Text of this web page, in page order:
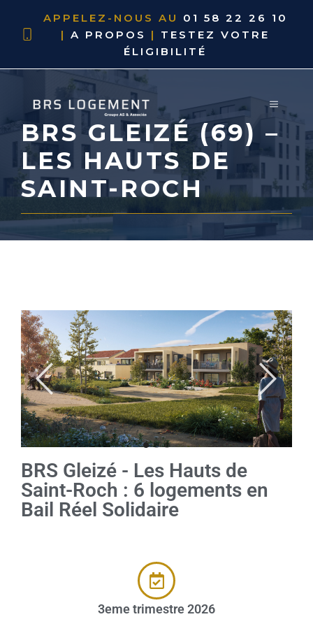
APPELEZ-NOUS AU 01 58 22 26 10
|A PROPOS | TESTEZ VOTRE
ÉLIGIBILITÉ
BRS GLEIZÉ (69) –
LES HAUTS DE
SAINT-ROCH
BRS Gleizé - Les Hauts de
Saint-Roch : 6 logements en
Bail Réel Solidaire
3eme trimestre 2026